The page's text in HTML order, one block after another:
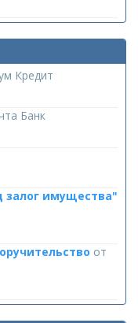
Кредит
Банк
залог имущества"
от